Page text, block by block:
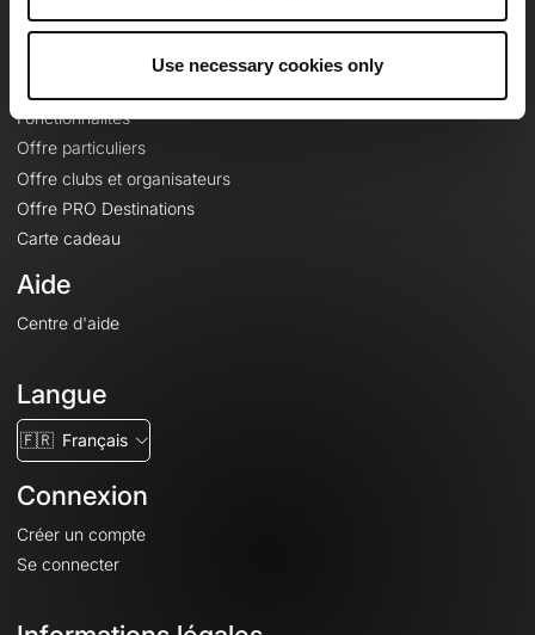
Use necessary cookies only
Fonctionnalités
Offre particuliers
Offre clubs et organisateurs
Offre PRO Destinations
Carte cadeau
Aide
Centre d'aide
Langue
🇫🇷 Français
Connexion
Créer un compte
Se connecter